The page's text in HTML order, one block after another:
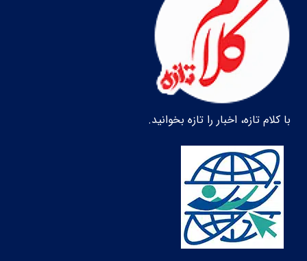
با کلام تازه، اخبار را تازه بخوانید.